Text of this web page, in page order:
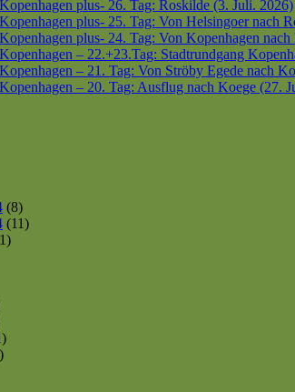
plus- 26. Tag: Roskilde (3. Juli. 2026)
plus- 25. Tag: Von Helsingoer nach
plus- 24. Tag: Von Kopenhagen
– 22.+23.Tag: Stadtrundgang
– 21. Tag: Von Ströby Egede nach
– 20. Tag: Ausflug nach Koege (27.
(8)
(11)